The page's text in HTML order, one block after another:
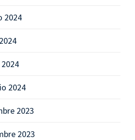
2024
2024
2023
2023